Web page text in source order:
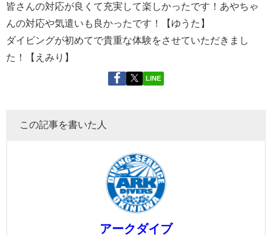
皆さんの対応が良くて充実して楽しかったです！あやちゃ
んの対応や気遣いも良かったです！【ゆうた】
ダイビングが初めてで貴重な体験をさせていただきまし
た！【えみり】
LINE
この記事を書いた人
アークダイブ